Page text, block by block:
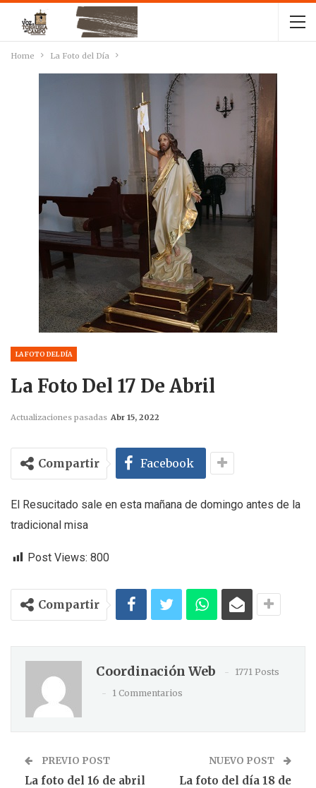
Home La Foto del Día
LA FOTO DEL DÍA
La Foto Del 17 De Abril
Actualizaciones pasadas Abr 15, 2022
Compartir Facebook
El Resucitado sale en esta mañana de domingo antes de la
tradicional misa
Post Views: 800
Compartir
Coordinación Web
1771 Posts
1 Commentarios
PREVIO POST
La foto del 16 de abril
NUEVO POST
La foto del día 18 de